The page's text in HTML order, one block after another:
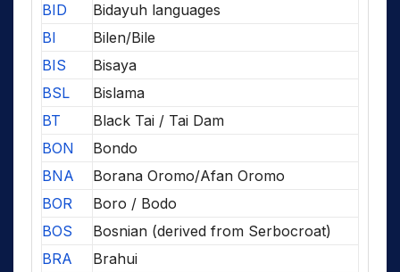
BID
Bidayuh languages
BI
Bilen/Bile
BIS
Bisaya
BSL
Bislama
BT
Black Tai / Tai Dam
BON
Bondo
BNA
Borana Oromo/Afan Oromo
BOR
Boro / Bodo
BOS
Bosnian (derived from Serbocroat)
BRA
Brahui